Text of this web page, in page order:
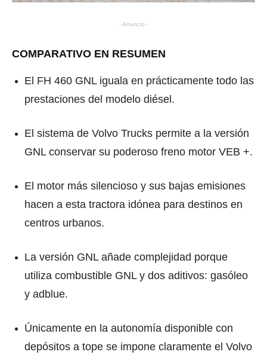
- Anuncio -
COMPARATIVO EN RESUMEN
El FH 460 GNL iguala en prácticamente todo las
prestaciones del modelo diésel.
El sistema de Volvo Trucks permite a la versión
GNL conservar su poderoso freno motor VEB­ +.
El motor más silencioso y sus bajas emisiones
hacen a esta tractora idónea para destinos en
centros urbanos.
La versión GNL añade complejidad porque
utiliza combustible GNL y dos aditivos: gasóleo
y adblue.
Únicamente en la autonomía disponible con
depósitos a tope se impone claramente el Volvo